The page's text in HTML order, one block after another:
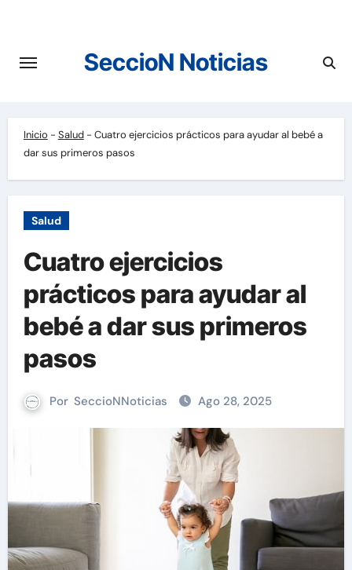
contenido
SeccioN Noticias
Inicio - Salud- Cuatro ejercicios prácticos para ayudar al bebé a
dar sus primeros pasos
Salud
Cuatro ejercicios
prácticos para ayudar al
bebé a dar sus primeros
pasos
Por SeccioNNoticias Ago 28, 2025